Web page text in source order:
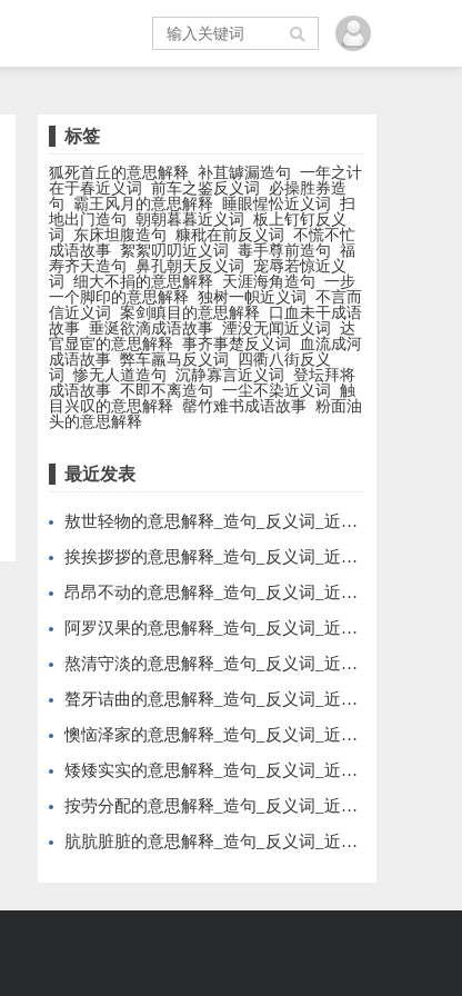
标签
狐死首丘的意思解释 补苴罅漏造句 一年之计
在于春近义词
前车之鉴反义词
必操胜券造
句 霸王风月的意思解释 睡眼惺忪近义词
扫
地出门造句 朝朝暮暮近义词
板上钉钉反义
词
东床坦腹造句 糠秕在前反义词
不慌不忙
成语故事 絮絮叨叨近义词 毒手尊前造句 福
寿齐天造句 鼻孔朝天反义词
宠辱若惊近义
词
细大不捐的意思解释 天涯海角造句 一步
一个脚印的意思解释 独树一帜近义词
不言而
信近义词
案剑瞋目的意思解释
口血未干成语
故事 垂涎欲滴成语故事 湮没无闻近义词
达
官显宦的意思解释 事齐事楚反义词
血流成河
成语故事 弊车羸马反义词
四衢八街反义
词
惨无人道造句 沉静寡言近义词
登坛拜将
成语故事 不即不离造句 一尘不染近义词
触
目兴叹的意思解释 罄竹难书成语故事 粉面油
头的意思解释
最近发表
敖世轻物的意思解释_造句_反义词_近义词_成语故事
挨挨拶拶的意思解释_造句_反义词_近义词_成语故事
昂昂不动的意思解释_造句_反义词_近义词_成语故事
阿罗汉果的意思解释_造句_反义词_近义词_成语故事
熬清守淡的意思解释_造句_反义词_近义词_成语故事
聱牙诘曲的意思解释_造句_反义词_近义词_成语故事
懊恼泽家的意思解释_造句_反义词_近义词_成语故事
矮矮实实的意思解释_造句_反义词_近义词_成语故事
按劳分配的意思解释_造句_反义词_近义词_成语故事
肮肮脏脏的意思解释_造句_反义词_近义词_成语故事